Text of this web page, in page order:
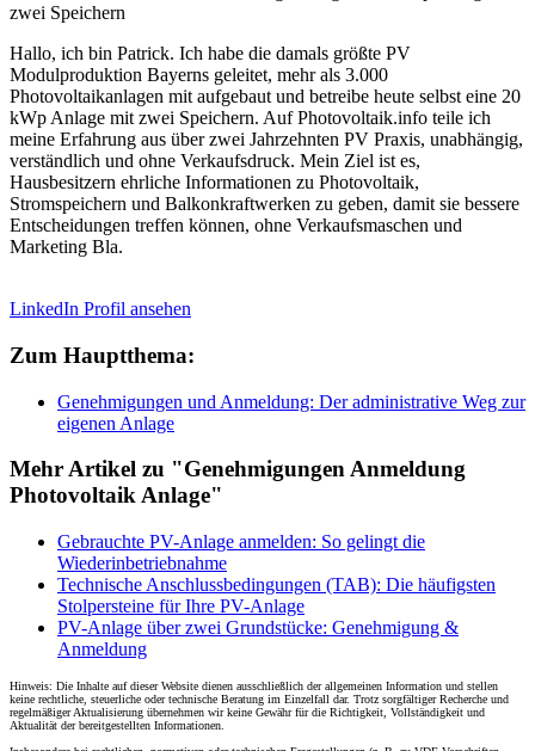
zwei Speichern
Hallo, ich bin Patrick. Ich habe die damals größte PV
Modulproduktion Bayerns geleitet, mehr als 3.000
Photovoltaikanlagen mit aufgebaut und betreibe heute selbst eine 20
kWp Anlage mit zwei Speichern. Auf Photovoltaik.info teile ich
meine Erfahrung aus über zwei Jahrzehnten PV Praxis, unabhängig,
verständlich und ohne Verkaufsdruck. Mein Ziel ist es,
Hausbesitzern ehrliche Informationen zu Photovoltaik,
Stromspeichern und Balkonkraftwerken zu geben, damit sie bessere
Entscheidungen treffen können, ohne Verkaufsmaschen und
Marketing Bla.
LinkedIn Profil ansehen
Zum Hauptthema:
Genehmigungen und Anmeldung: Der administrative Weg zur
eigenen Anlage
Mehr Artikel zu "Genehmigungen Anmeldung
Photovoltaik Anlage"
Gebrauchte PV-Anlage anmelden: So gelingt die
Wiederinbetriebnahme
Technische Anschlussbedingungen (TAB): Die häufigsten
Stolpersteine für Ihre PV-Anlage
PV-Anlage über zwei Grundstücke: Genehmigung &
Anmeldung
Hinweis: Die Inhalte auf dieser Website dienen ausschließlich der allgemeinen Information und stellen
keine rechtliche, steuerliche oder technische Beratung im Einzelfall dar. Trotz sorgfältiger Recherche und
regelmäßiger Aktualisierung übernehmen wir keine Gewähr für die Richtigkeit, Vollständigkeit und
Aktualität der bereitgestellten Informationen.